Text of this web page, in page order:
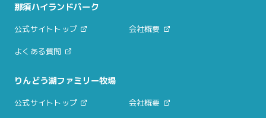
那須ハイランドパーク
公式サイトトップ 会社概要
よくある質問
りんどう湖ファミリー牧場
公式サイトトップ 会社概要